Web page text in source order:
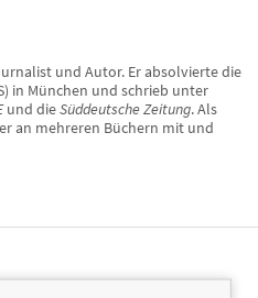
und Autor. Er absolvierte die
in München und schrieb unter
und dieSüddeutsche Zeitung. Als
an mehreren Büchern mit und